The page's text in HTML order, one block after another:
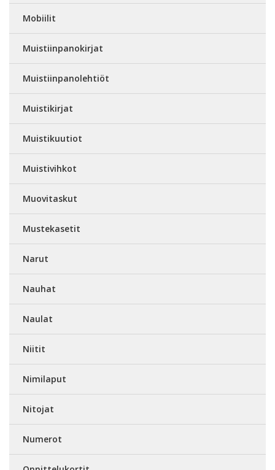
Mobiilit
Muistiinpanokirjat
Muistiinpanolehtiöt
Muistikirjat
Muistikuutiot
Muistivihkot
Muovitaskut
Mustekasetit
Narut
Nauhat
Naulat
Niitit
Nimilaput
Nitojat
Numerot